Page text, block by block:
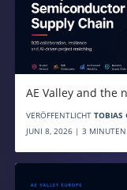
AE Valley and the
VERÖFFENTLICHT TOBIAS
JUNI 8, 2026 | 3 MINUTEN